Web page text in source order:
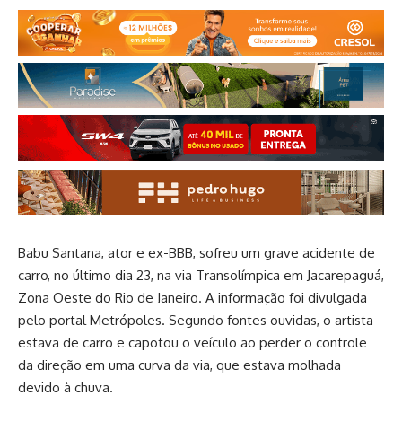
Babu Santana, ator e ex-BBB, sofreu um grave acidente de
carro, no último dia 23, na via Transolímpica em Jacarepaguá,
Zona Oeste do Rio de Janeiro. A informação foi divulgada
pelo portal Metrópoles. Segundo fontes ouvidas, o artista
estava de carro e capotou o veículo ao perder o controle
da direção em uma curva da via, que estava molhada
devido à chuva.